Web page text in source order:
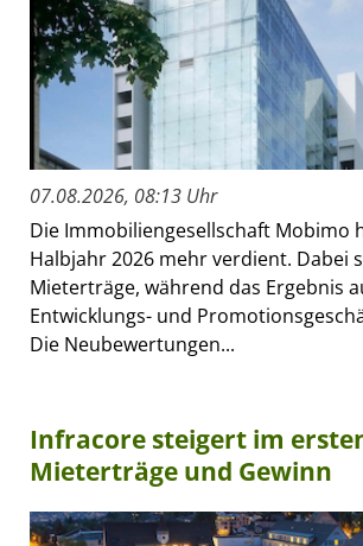
07.08.2026, 08:13 Uhr
Die Immobiliengesellschaft Mobimo
Halbjahr 2026 mehr verdient. Dabei
Mieterträge, während das Ergebnis
Entwicklungs- und
Die Neubewertungen...
Infracore steigert im
Mieterträge und Gewinn